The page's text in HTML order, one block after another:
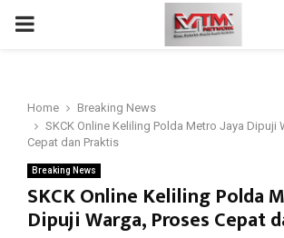
PRIMARY
Home
Breaking News
SKCK Online Keliling Polda Metro Jaya Dipuji
Cepat dan Praktis
Breaking News
SKCK Online Keliling Polda
Dipuji Warga, Proses Cepat